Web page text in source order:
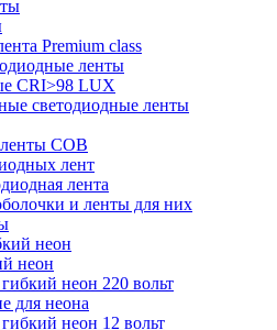
Premium class
ленты
CRI>98 LUX
светодиодные ленты
COB
лент
лента
и ленты для них
неон
неон 220 вольт
для неона
неон 12 вольт